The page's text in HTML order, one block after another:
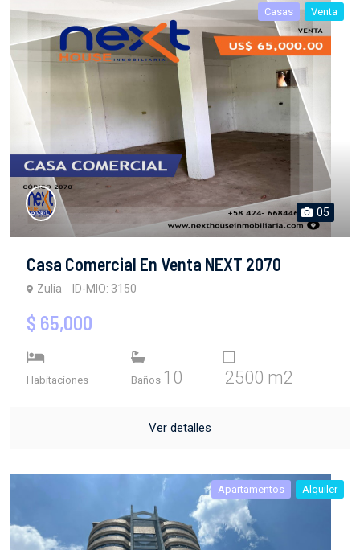
Casas Venta
05
Casa Comercial En Venta NEXT 2070
Zulia ID-MIO: 3150
$ 65,000
Habitaciones Baños 10 2500 m2
Ver detalles
Apartamentos Alquiler